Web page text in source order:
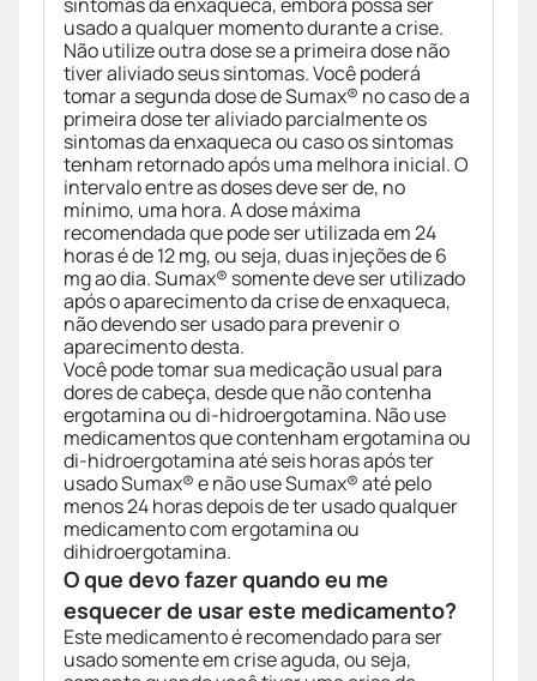
usado a qualquer momento durante a crise.
Não utilize outra dose se a primeira dose não
tiver aliviado seus sintomas. Você poderá
tomar a segunda dose de Sumax® no caso de a
primeira dose ter aliviado parcialmente os
sintomas da enxaqueca ou caso os sintomas
tenham retornado após uma melhora inicial. O
intervalo entre as doses deve ser de, no
mínimo, uma hora. A dose máxima
recomendada que pode ser utilizada em 24
horas é de 12 mg, ou seja, duas injeções de 6
mg ao dia. Sumax® somente deve ser utilizado
após o aparecimento da crise de enxaqueca,
não devendo ser usado para prevenir o
aparecimento desta.
Você pode tomar sua medicação usual para
dores de cabeça, desde que não contenha
ergotamina ou di-hidroergotamina. Não use
medicamentos que contenham ergotamina ou
di-hidroergotamina até seis horas após ter
usado Sumax® e não use Sumax® até pelo
menos 24 horas depois de ter usado qualquer
medicamento com ergotamina ou
dihidroergotamina.
O que devo fazer quando eu me
esquecer de usar este medicamento?
Este medicamento é recomendado para ser
usado somente em crise aguda, ou seja,